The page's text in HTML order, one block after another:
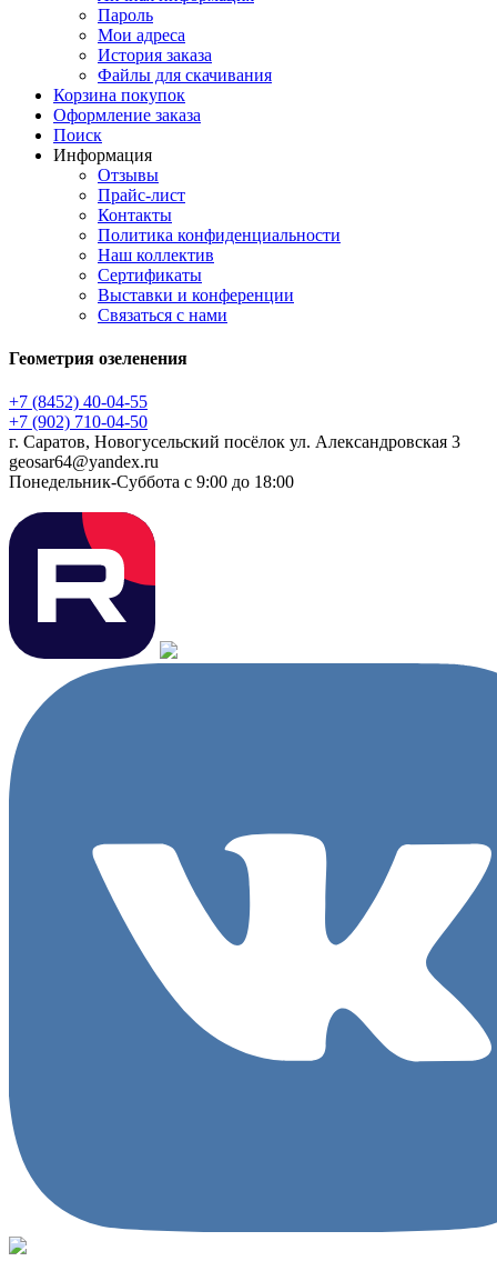
Пароль
Мои адреса
История заказа
Файлы для скачивания
Корзина покупок
Оформление заказа
Поиск
Информация
Отзывы
Прайс-лист
Контакты
Политика конфиденциальности
Наш коллектив
Сертификаты
Выставки и конференции
Связаться с нами
Геометрия озеленения
+7 (8452) 40-04-55
+7 (902) 710-04-50
г. Саратов, Новогусельский посёлок ул. Александровская 3
geosar64@yandex.ru
Понедельник-Суббота с 9:00 до 18:00